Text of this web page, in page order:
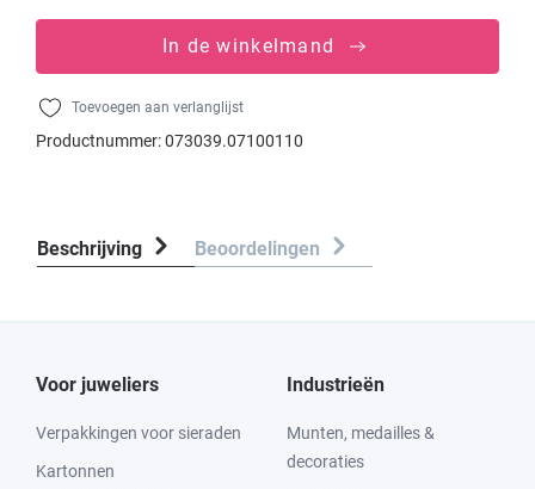
In de winkelmand
Toevoegen aan verlanglijst
Productnummer:073039.07100110
Beschrijving Beoordelingen
Voor juweliers
Verpakkingen voor sieraden
Kartonnen
Industrieën
Munten, medailles &
decoraties